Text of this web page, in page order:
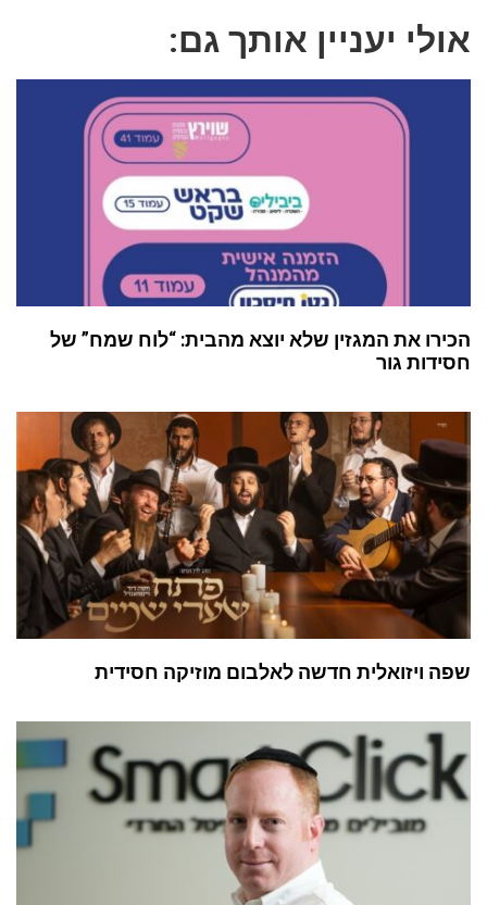
אולי יעניין אותך גם:
הכירו את המגזין שלא יוצא מהבית: “לוח שמח” של
חסידות גור
שפה ויזואלית חדשה לאלבום מוזיקה חסידית